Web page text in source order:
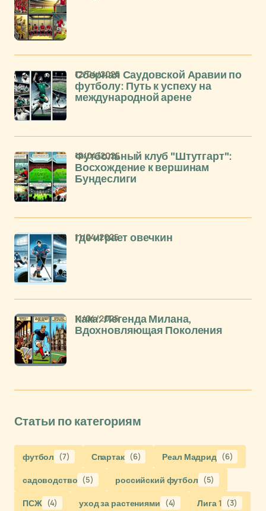
Сборная Саудовской Аравии по
футболу: Путь к успеху на
международной арене
12/04/2025
Футбольный клуб "Штутгарт":
Восхождение к вершинам
Бундеслиги
12/04/2025
где играет овечкин
11/04/2025
Кака: Легенда Милана,
Вдохновляющая Поколения
11/04/2025
Статьи по категориям
футбол (7) Спартак (6) Реал Мадрид (6)
садоводство (5) российский футбол (5)
ПСЖ (4) уход за растениями (4) Лига 1 (3)